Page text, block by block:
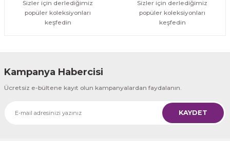
Sizler için derlediğimiz
popüler koleksiyonları
keşfedin
Sizler için derlediğimiz
popüler koleksiyonları
keşfedin
Kampanya Habercisi
Ücretsiz e-bültene kayıt olun kampanyalardan faydalanın.
KAYDET